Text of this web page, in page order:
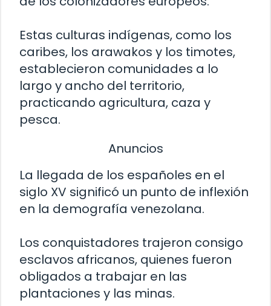
Estas culturas indígenas, como los
caribes, los arawakos y los timotes,
establecieron comunidades a lo
largo y ancho del territorio,
practicando agricultura, caza y
pesca.
Anuncios
La llegada de los españoles en el
siglo XV significó un punto de inflexión
en la demografía venezolana.
Los conquistadores trajeron consigo
esclavos africanos, quienes fueron
obligados a trabajar en las
plantaciones y las minas.